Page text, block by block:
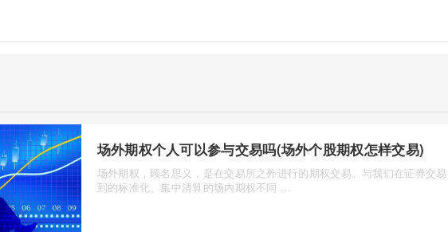
场外期权个人可以参与交易吗(场外个股期权怎样交易)
场外期权，顾名思义，是在交易所之外进行的期权交易。与我们在证券交
到的标准化、集中清算的场内期权不同 ...